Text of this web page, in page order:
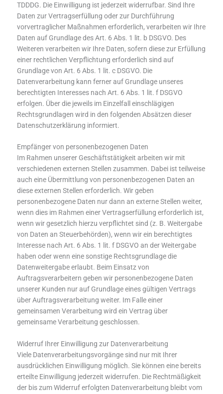
TDDDG. Die Einwilligung ist jederzeit widerrufbar. Sind Ihre
Daten zur Vertragserfüllung oder zur Durchführung
vorvertraglicher Maßnahmen erforderlich, verarbeiten wir Ihre
Daten auf Grundlage des Art. 6 Abs. 1 lit. b DSGVO. Des
Weiteren verarbeiten wir Ihre Daten, sofern diese zur Erfüllung
einer rechtlichen Verpflichtung erforderlich sind auf
Grundlage von Art. 6 Abs. 1 lit. c DSGVO. Die
Datenverarbeitung kann ferner auf Grundlage unseres
berechtigten Interesses nach Art. 6 Abs. 1 lit. f DSGVO
erfolgen. Über die jeweils im Einzelfall einschlägigen
Rechtsgrundlagen wird in den folgenden Absätzen dieser
Datenschutzerklärung informiert.
Empfänger von personenbezogenen Daten
Im Rahmen unserer Geschäftstätigkeit arbeiten wir mit
verschiedenen externen Stellen zusammen. Dabei ist teilweise
auch eine Übermittlung von personenbezogenen Daten an
diese externen Stellen erforderlich. Wir geben
personenbezogene Daten nur dann an externe Stellen weiter,
wenn dies im Rahmen einer Vertragserfüllung erforderlich ist,
wenn wir gesetzlich hierzu verpflichtet sind (z. B. Weitergabe
von Daten an Steuerbehörden), wenn wir ein berechtigtes
Interesse nach Art. 6 Abs. 1 lit. f DSGVO an der Weitergabe
haben oder wenn eine sonstige Rechtsgrundlage die
Datenweitergabe erlaubt. Beim Einsatz von
Auftragsverarbeitern geben wir personenbezogene Daten
unserer Kunden nur auf Grundlage eines gültigen Vertrags
über Auftragsverarbeitung weiter. Im Falle einer
gemeinsamen Verarbeitung wird ein Vertrag über
gemeinsame Verarbeitung geschlossen.
Widerruf Ihrer Einwilligung zur Datenverarbeitung
Viele Datenverarbeitungsvorgänge sind nur mit Ihrer
ausdrücklichen Einwilligung möglich. Sie können eine bereits
erteilte Einwilligung jederzeit widerrufen. Die Rechtmäßigkeit
der bis zum Widerruf erfolgten Datenverarbeitung bleibt vom